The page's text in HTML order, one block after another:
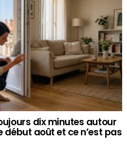
dix minutes autour
août et ce n’est pas